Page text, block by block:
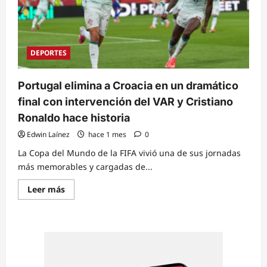
DEPORTES
Portugal elimina a Croacia en un dramático
final con intervención del VAR y Cristiano
Ronaldo hace historia
Edwin Laínez hace 1 mes 0
La Copa del Mundo de la FIFA vivió una de sus jornadas
más memorables y cargadas de...
Leer másRead
more